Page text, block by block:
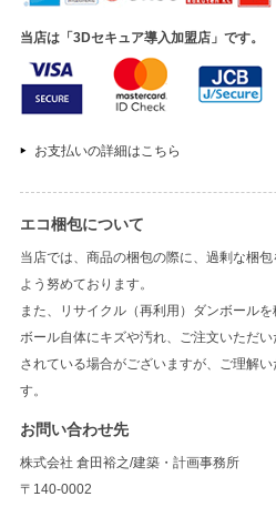
当店は「3Dセキュア導入加盟店」です。
お支払いの詳細はこちら
エコ梱包について
当店では、商品の梱包の際に、過剰な梱
よう努めております。
また、リサイクル（再利用）ダンボール
ボール自体にキズや汚れ、ご注文いただ
されている場合がございますが、ご理解
す。
お問い合わせ先
株式会社 倉田裕之/建築・計画事務所
〒140-0002